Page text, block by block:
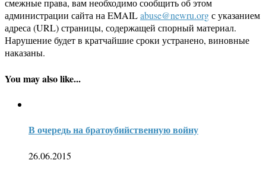
смежные права, вам необходимо сообщить об этом
администрации сайта на EMAILabuse@newru.orgс указанием
адреса (URL) страницы, содержащей спорный материал.
Нарушение будет в кратчайшие сроки устранено, виновные
наказаны.
You may also like...
В очередь на братоубийственную войну
26.06.2015